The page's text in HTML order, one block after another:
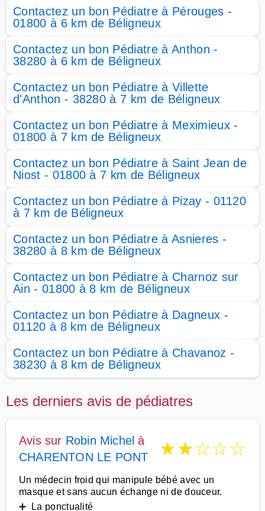
Contactez un bon Pédiatre à Pérouges -
01800 à 6 km de Béligneux
Contactez un bon Pédiatre à Anthon -
38280 à 6 km de Béligneux
Contactez un bon Pédiatre à Villette
d'Anthon - 38280 à 7 km de Béligneux
Contactez un bon Pédiatre à Meximieux -
01800 à 7 km de Béligneux
Contactez un bon Pédiatre à Saint Jean de
Niost - 01800 à 7 km de Béligneux
Contactez un bon Pédiatre à Pizay - 01120
à 7 km de Béligneux
Contactez un bon Pédiatre à Asnieres -
38280 à 8 km de Béligneux
Contactez un bon Pédiatre à Charnoz sur
Ain - 01800 à 8 km de Béligneux
Contactez un bon Pédiatre à Dagneux -
01120 à 8 km de Béligneux
Contactez un bon Pédiatre à Chavanoz -
38230 à 8 km de Béligneux
Les derniers avis de pédiatres
Avis sur Robin Michel à
CHARENTON LE PONT
★★☆☆☆
Un médecin froid qui manipule bébé avec un
masque et sans aucun échange ni de douceur.
➕ La ponctualité